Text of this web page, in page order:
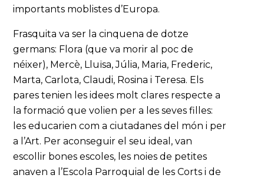
importants moblistes d’Europa.
Frasquita va ser la cinquena de dotze
germans: Flora (que va morir al poc de
néixer), Mercè, Lluïsa, Júlia, Maria, Frederic,
Marta, Carlota, Claudi, Rosina i Teresa. Els
pares tenien les idees molt clares respecte a
la formació que volien per a les seves filles:
les educarien com a ciutadanes del món i per
a l’Art. Per aconseguir el seu ideal, van
escollir bones escoles, les noies de petites
anaven a l’Escola Parroquial de les Corts i de